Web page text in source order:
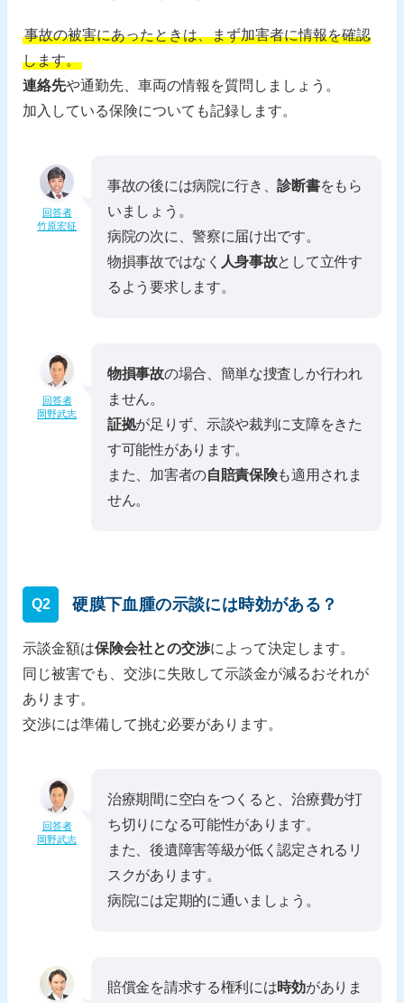
事故の被害にあったときは、まず加害者に情報を確認
します。
連絡先や通勤先、車両の情報を質問しましょう。
加入している保険についても記録します。
回答者
竹原宏征
事故の後には病院に行き、診断書をもら
いましょう。
病院の次に、警察に届け出です。
物損事故ではなく 人身事故として立件す
るよう要求します。
回答者
岡野武志
物損事故の場合、簡単な捜査しか行われ
ません。
証拠が足りず、示談や裁判に支障をきた
す可能性があります。
また、加害者の自賠責保険も適用されま
せん。
Q2 硬膜下血腫の示談には時効がある？
示談金額は保険会社との交渉によって決定します。
同じ被害でも、交渉に失敗して示談金が減るおそれが
あります。
交渉には準備して挑む必要があります。
回答者
岡野武志
治療期間に空白をつくると、治療費が打
ち切りになる可能性があります。
また、後遺障害等級が低く認定されるリ
スクがあります。
病院には定期的に通いましょう。
賠償金を請求する権利には時効がありま